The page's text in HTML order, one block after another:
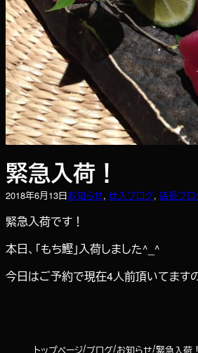
緊急入荷！
2018年6月13日お知らせ, 仕入ブログ, 店長ブロ
緊急入荷です！
本日、「もち鰹」入荷しました^_^
今日はご予約で現在4人前頂いてます
トップページ ブログ お知らせ 緊急入荷！